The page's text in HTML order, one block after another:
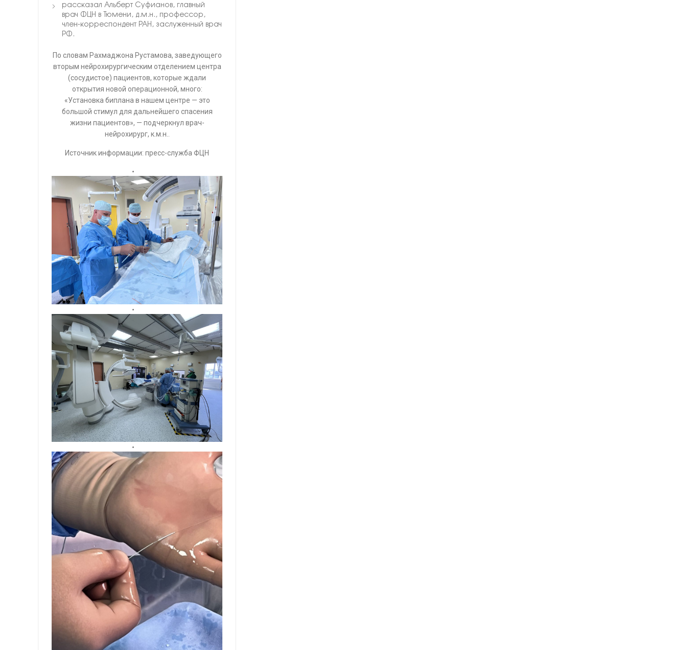
рассказал Альберт Суфианов, главный
врач ФЦН в Тюмени, д.м.н., профессор,
член-корреспондент РАН, заслуженный врач
РФ.
По словам Рахмаджона Рустамова, заведующего
вторым нейрохирургическим отделением центра
(сосудистое) пациентов, которые ждали
открытия новой операционной, много:
«Установка биплана в нашем центре — это
большой стимул для дальнейшего спасения
жизни пациентов», — подчеркнул врач-
нейрохирург, к.м.н..
Источник информации: пресс-служба ФЦН